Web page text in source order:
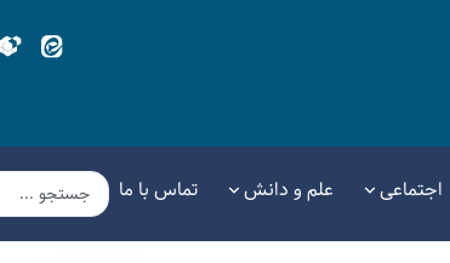
اجتماعی علم و دانش تماس با ما